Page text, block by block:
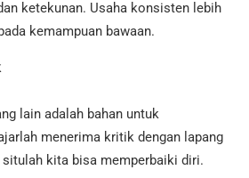
ketekunan. Usaha konsisten lebih
kemampuan bawaan.
lain adalah bahan untuk
menerima kritik dengan lapang
situlah kita bisa memperbaiki diri.